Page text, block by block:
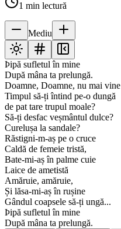
1 min lectură
Mediu
Þipă sufletul în mine
După mâna ta prelungă.
Doamne, Doamne, nu mai vine
Timpul să-ți întind pe-o dungă
de pat tare trupul moale?
Să-ți desfac veșmântul dulce?
Curelușa la sandale?
Răstigni-m-aș pe o cruce
Caldă de femeie tristă,
Bate-mi-aș în palme cuie
Laice de ametistă
Amăruie, amăruie,
Și lăsa-mi-aș în rușine
Gândul coapsele să-ți ungă...
Þipă sufletul în mine
După mâna ta prelungă.